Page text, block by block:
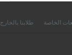
الخاصة طلابنا بالخارج